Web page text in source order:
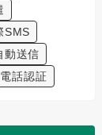
SMS
動送信
電話認証